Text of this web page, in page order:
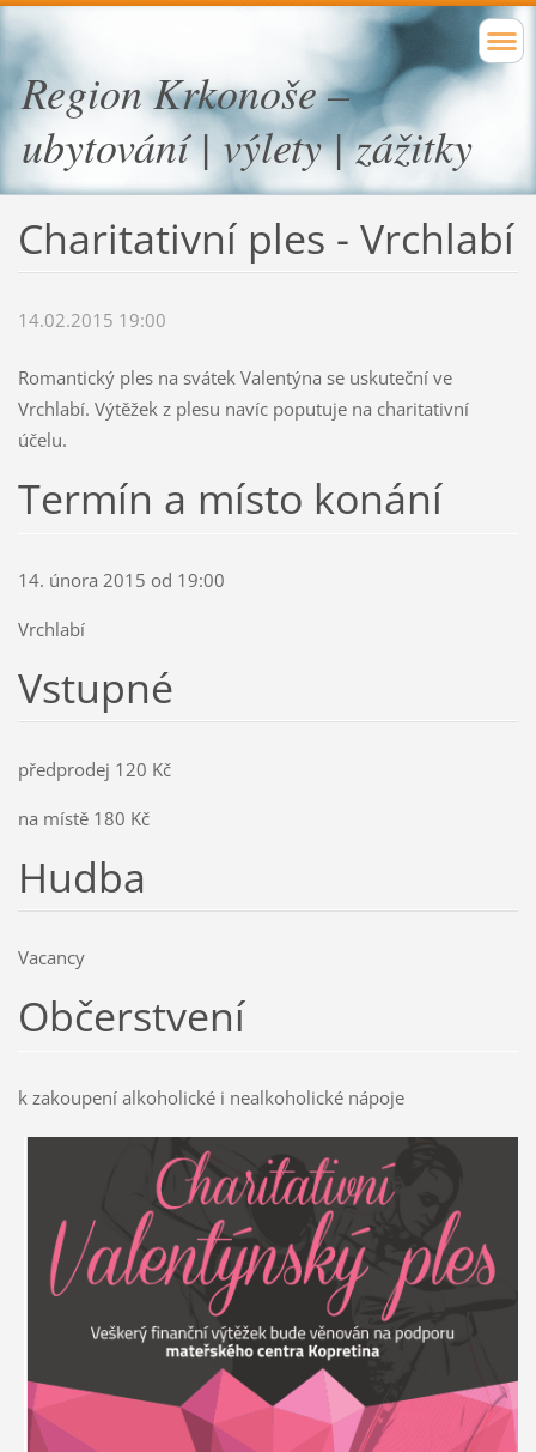
Region Krkonoše –
ubytování | výlety | zážitky
Charitativní ples - Vrchlabí
14.02.2015 19:00
Romantický ples na svátek Valentýna se uskuteční ve
Vrchlabí. Výtěžek z plesu navíc poputuje na charitativní
účelu.
Termín a místo konání
14. února 2015 od 19:00
Vrchlabí
Vstupné
předprodej 120 Kč
na místě 180 Kč
Hudba
Vacancy
Občerstvení
k zakoupení alkoholické i nealkoholické nápoje